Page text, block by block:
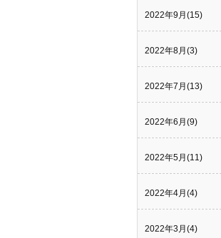
2022年9月(15)
2022年8月(3)
2022年7月(13)
2022年6月(9)
2022年5月(11)
2022年4月(4)
2022年3月(4)